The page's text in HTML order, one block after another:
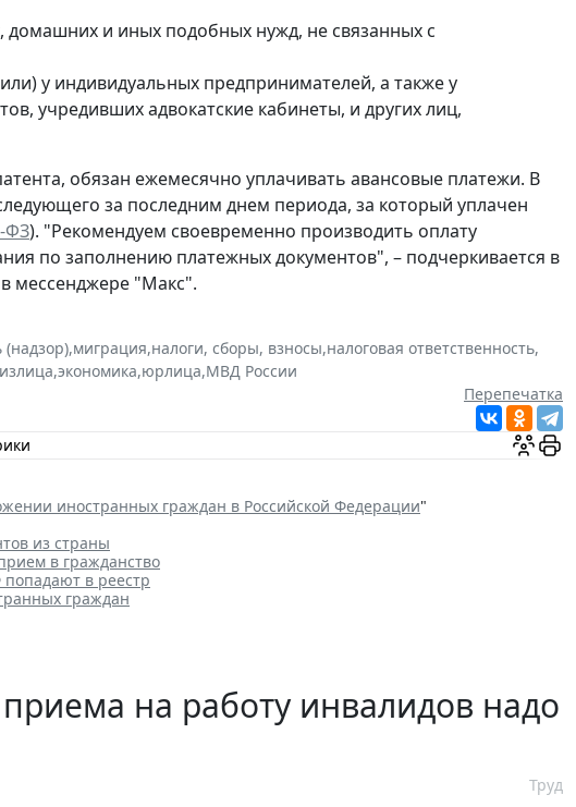
и иных подобных нужд, не связанных с
у индивидуальных предпринимателей, а также у
учредивших адвокатские кабинеты, и других лиц,
обязан ежемесячно уплачивать авансовые платежи. В
за последним днем периода, за который уплачен
ФЗ). "Рекомендуем своевременно производить оплату
по заполнению платежных документов", – подчеркивается в
мессенджере "Макс".
(надзор),миграция,налоги, сборы, взносы,налоговая ответственность,
,экономика,юрлица,МВД России
Перепечатка
иностранных граждан в Российской Федерации"
из страны
в гражданство
в реестр
граждан
на работу инвалидов надо
Труд